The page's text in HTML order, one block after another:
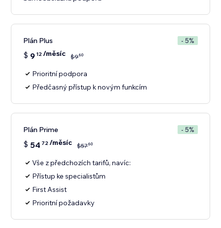
Plán Plus - 5%
$ 9 12/měsíc $960
Prioritní podpora
Předčasný přístup k novým funkcím
Plán Prime - 5%
$ 54 72/měsíc $5760
Vše z předchozích tarifů, navíc:
Přístup ke specialistům
First Assist
Prioritní požadavky